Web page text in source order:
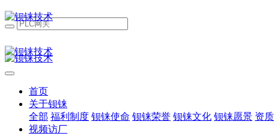
首页
关于钡铼
全部 福利制度 钡铼使命 钡铼荣誉 钡铼文化 钡铼愿景 资
视频访厂